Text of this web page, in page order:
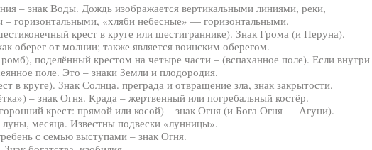
– знак Воды. Дождь изображается вертикальными линиями, реки,
– горизонтальными, «хляби небесные» — горизонтальными.
крест в круге или шестиграннике). Знак Грома (и Перуна).
оберег от молнии; также является воинским оберегом.
поделённый крестом на четыре части – (вспаханное поле). Если внутри
поле. Это – знаки Земли и плодородия.
в круге). Знак Солнца. преграда и отвращение зла, знак закрытости.
– знак Огня. Крада – жертвенный или погребальный костёр.
крест: прямой или косой) – знак Огня (и Бога Огня — Агуни).
месяца. Известны подвески «лунницы».
с семью выступами – знак Огня.